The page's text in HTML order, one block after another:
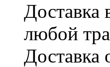
Доставка
любой
Доставка